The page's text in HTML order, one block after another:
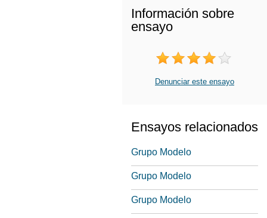
Información sobre
ensayo
Denunciar este ensayo
Ensayos relacionados
Grupo Modelo
Grupo Modelo
Grupo Modelo